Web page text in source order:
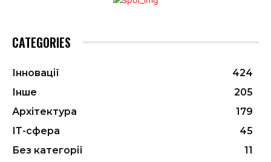
CATEGORIES
Інновації
424
Інше
205
Архітектура
179
ІТ-сфера
45
Без категорії
11